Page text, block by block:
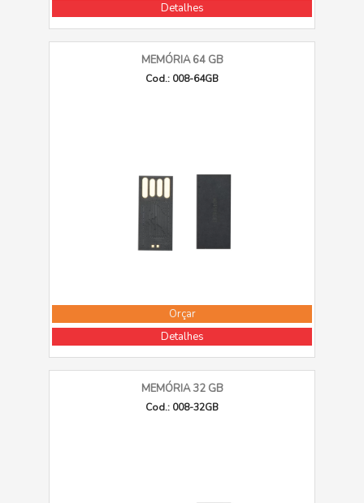
Detalhes
MEMÓRIA 64 GB
Cod.: 008-64GB
Orçar
Detalhes
MEMÓRIA 32 GB
Cod.: 008-32GB